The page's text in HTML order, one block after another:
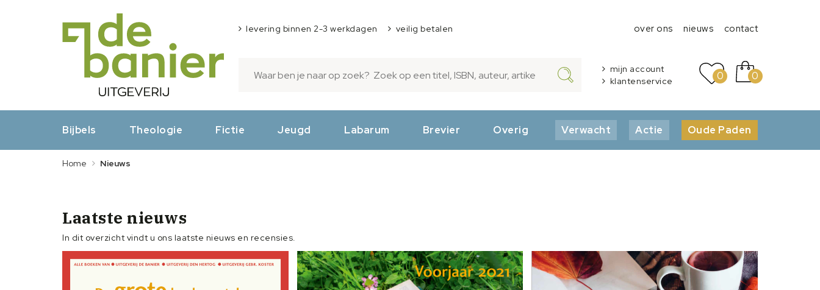
levering binnen 2-3 werkdagen veilig betalen over ons nieuws contact
mijn account
klantenservice
0 0
Bijbels Theologie Fictie Jeugd Labarum Brevier Overig Verwacht Actie Oude Paden
Home Nieuws
Laatste nieuws
In dit overzicht vindt u ons laatste nieuws en recensies.